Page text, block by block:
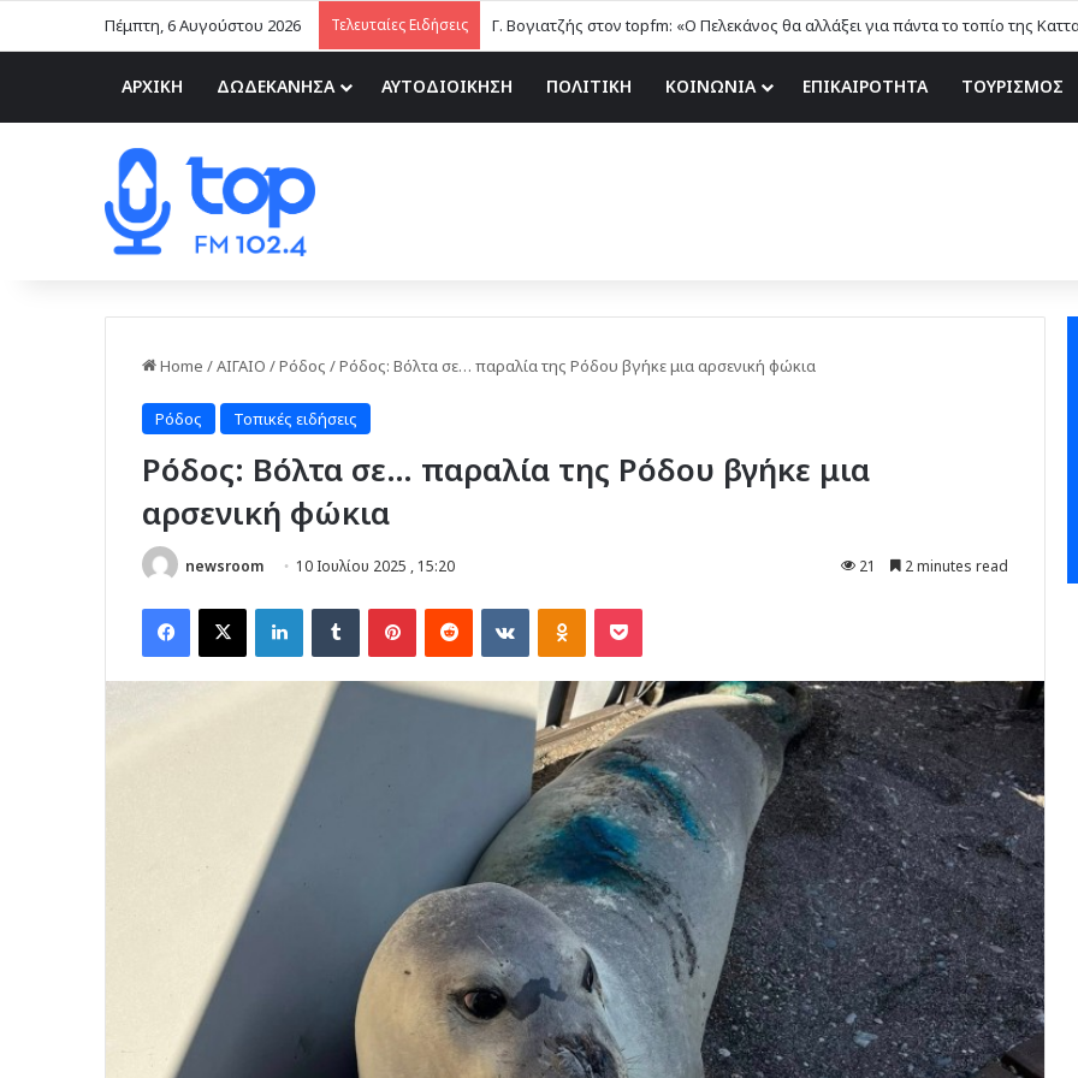
Πέμπτη, 6 Αυγούστου 2026 Τελευταίες Ειδήσεις Γ. Βογιατζής στον topfm: «Ο Πελεκάνος θα αλλάξει για πάντα το τοπίο της
ΑΡΧΙΚΗ ΔΩΔΕΚΑΝΗΣΑ ΑΥΤΟΔΙΟΙΚΗΣΗ ΠΟΛΙΤΙΚΗ ΚΟΙΝΩΝΙΑ ΕΠΙΚΑΙΡΟΤΗΤΑ ΤΟΥΡΙΣΜΟΣ
Home /ΑΙΓΑΙΟ /Ρόδος /Ρόδος: Βόλτα σε… παραλία της Ρόδου βγήκε μια αρσενική φώκια
Ρόδος Τοπικές ειδήσεις
Ρόδος: Βόλτα σε… παραλία της Ρόδου βγήκε μια
αρσενική φώκια
newsroom 10 Ιουλίου 2025 , 15:20 21 2 minutes read
Facebook
X LinkedInTumblr PinterestReddit VKontakteOdnoklassniki
Pocket